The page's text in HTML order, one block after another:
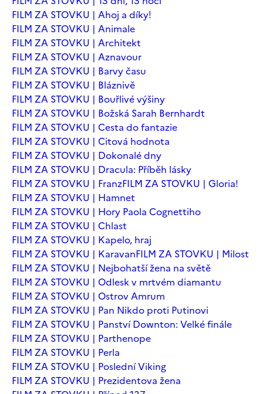
FILM ZA STOVKU | Ahoj a díky!
FILM ZA STOVKU | Animale
FILM ZA STOVKU | Architekt
FILM ZA STOVKU | Aznavour
FILM ZA STOVKU | Barvy času
FILM ZA STOVKU | Bláznivě
FILM ZA STOVKU | Bouřlivé výšiny
FILM ZA STOVKU | Božská Sarah Bernhardt
FILM ZA STOVKU | Cesta do fantazie
FILM ZA STOVKU | Citová hodnota
FILM ZA STOVKU | Dokonalé dny
FILM ZA STOVKU | Dracula: Příběh lásky
FILM ZA STOVKU | FranzFILM ZA STOVKU | Gloria!
FILM ZA STOVKU | Hamnet
FILM ZA STOVKU | Hory Paola Cognettiho
FILM ZA STOVKU | Chlast
FILM ZA STOVKU | Kapelo, hraj
FILM ZA STOVKU | KaravanFILM ZA STOVKU | Milost
FILM ZA STOVKU | Nejbohatší žena na světě
FILM ZA STOVKU | Odlesk v mrtvém diamantu
FILM ZA STOVKU | Ostrov Amrum
FILM ZA STOVKU | Pan Nikdo proti Putinovi
FILM ZA STOVKU | Panství Downton: Velké finále
FILM ZA STOVKU | Parthenope
FILM ZA STOVKU | Perla
FILM ZA STOVKU | Poslední Viking
FILM ZA STOVKU | Prezidentova žena